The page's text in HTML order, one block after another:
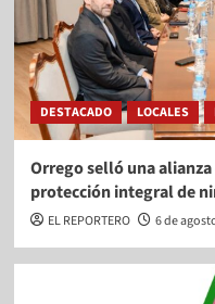
DESTACADO LOCALES
Orrego selló una
protección integral de
EL REPORTERO 6 de